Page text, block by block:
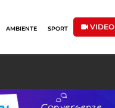
AMBIENTE SPORT VIDEO